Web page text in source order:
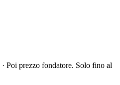
· Poi prezzo fondatore. Solo fino al